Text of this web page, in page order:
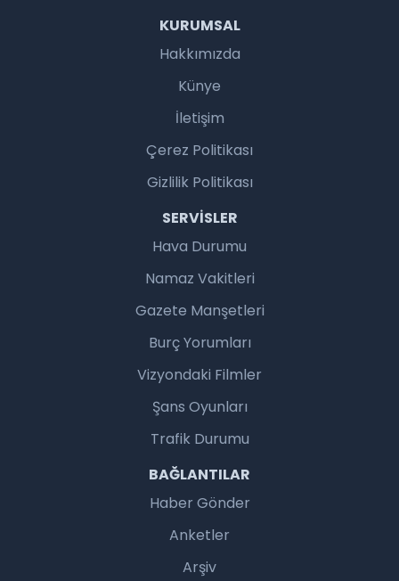
KURUMSAL
Hakkımızda
Künye
İletişim
Çerez Politikası
Gizlilik Politikası
SERVISLER
Hava Durumu
Namaz Vakitleri
Gazete Manşetleri
Burç Yorumları
Vizyondaki Filmler
Şans Oyunları
Trafik Durumu
BAĞLANTILAR
Haber Gönder
Anketler
Arşiv